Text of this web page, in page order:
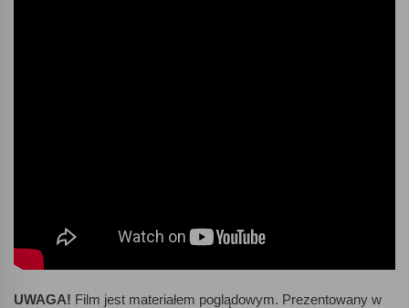
UWAGA! Film jest materiałem poglądowym. Prezentowany w